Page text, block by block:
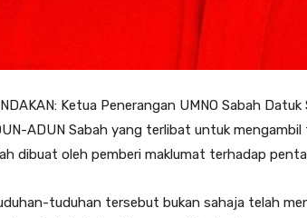
Ketua Penerangan UMNO Sabah
ADUN Sabah yang terlibat untuk
dibuat oleh pemberi maklumat terhadap
tuduhan tersebut bukan sahaja telah